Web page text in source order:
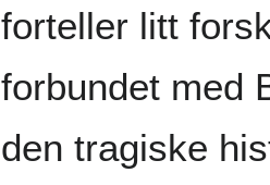
forteller litt
forbundet med
den tragiske